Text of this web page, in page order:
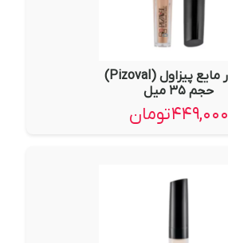
کانتور مایع پیزاول (Pizoval)
حجم ۳۵ میل
۴۴۹,۰۰۰تومان